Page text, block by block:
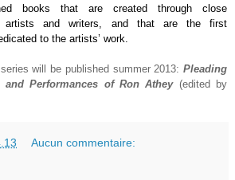
books that are created through close
artists and writers, and that are the first
to the artists’ work.
will be published summer 2013: Pleading
and Performances of Ron Athey(edited by
Aucun commentaire: